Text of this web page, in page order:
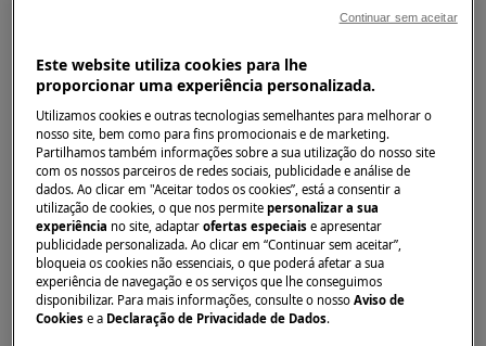
retire o plugue da tomada para desconectar a
fonte de alimentação.
Alguns dos componentes da parte mecânica
podem causar ferimentos, por isso use
proteção adequada e proceda com cuidado.
Esvazie sempre toda a água do aparelho antes
de o deitar de lado.
Se o aparelho tiver que ser colocado de lado
para manutenção ou outro motivo, coloque-o
Este website utiliza cookies para lhe
proporcionar uma experiência personalizada.
Utilizamos cookies e outras tecnologias semelhantes para melhorar o
nosso site, bem como para fins promocionais e de marketing.
Partilhamos também informações sobre a sua utilização do nosso site
com os nossos parceiros de redes sociais, publicidade e análise de
dados. Ao clicar em "Aceitar todos os cookies”, está a consentir a
utilização de cookies, o que nos permitepersonalizar a sua
experiência no site, adaptarofertas especiaise apresentar
publicidade personalizada. Ao clicar em “Continuar sem aceitar”,
bloqueia os cookies não essenciais, o que poderá afetar a sua
experiência de navegação e os serviços que lhe conseguimos
disponibilizar. Para mais informações, consulte o nossoAviso de
Cookies e a Declaração de Privacidade de Dados.
Continuar sem aceitar